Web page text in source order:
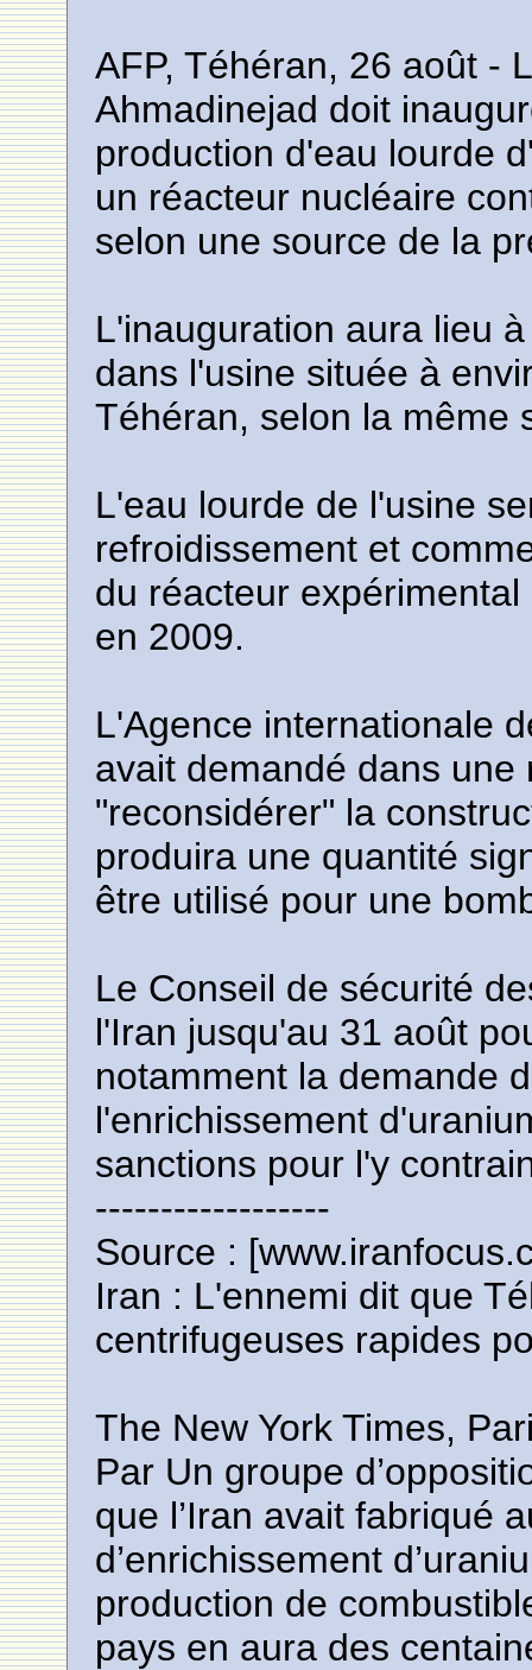
AFP, Téhéran, 26 août -
Ahmadinejad doit
production d'eau lourde
un réacteur nucléaire
selon une source de la
L'inauguration aura lieu
dans l'usine située à
Téhéran, selon la même
L'eau lourde de l'usine
refroidissement et
du réacteur
en 2009.
L'Agence internationale
avait demandé dans
"reconsidérer" la
produira une quantité
être utilisé pour une
Le Conseil de sécurité
l'Iran jusqu'au 31 août
notamment la demande
l'enrichissement
sanctions pour l'y
------------------
Source :
Iran : L'ennemi dit que
centrifugeuses rapides
The New York Times,
Par Un groupe
que l’Iran avait fabriqué
d’enrichissement
production de
pays en aura des